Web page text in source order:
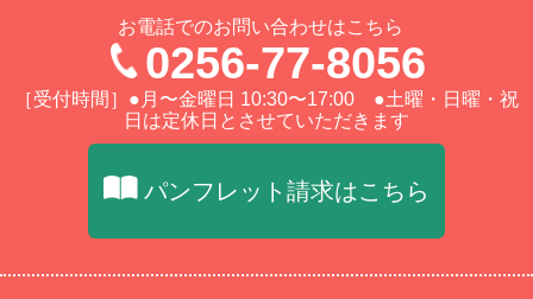
お電話でのお問い合わせはこちら
0256-77-8056
［受付時間］●月〜金曜日 10:30〜17:00 ●土曜・日曜・祝
日は定休日とさせていただきます
パンフレット請求はこちら